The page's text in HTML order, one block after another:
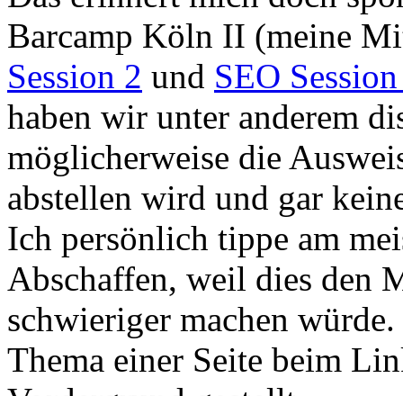
Barcamp Köln II (meine
Session 2 und SEO
haben wir unter anderem
möglicherweise die
abstellen wird und gar
Ich persönlich tippe am
Abschaffen, weil dies den
schwieriger machen
Thema einer Seite beim